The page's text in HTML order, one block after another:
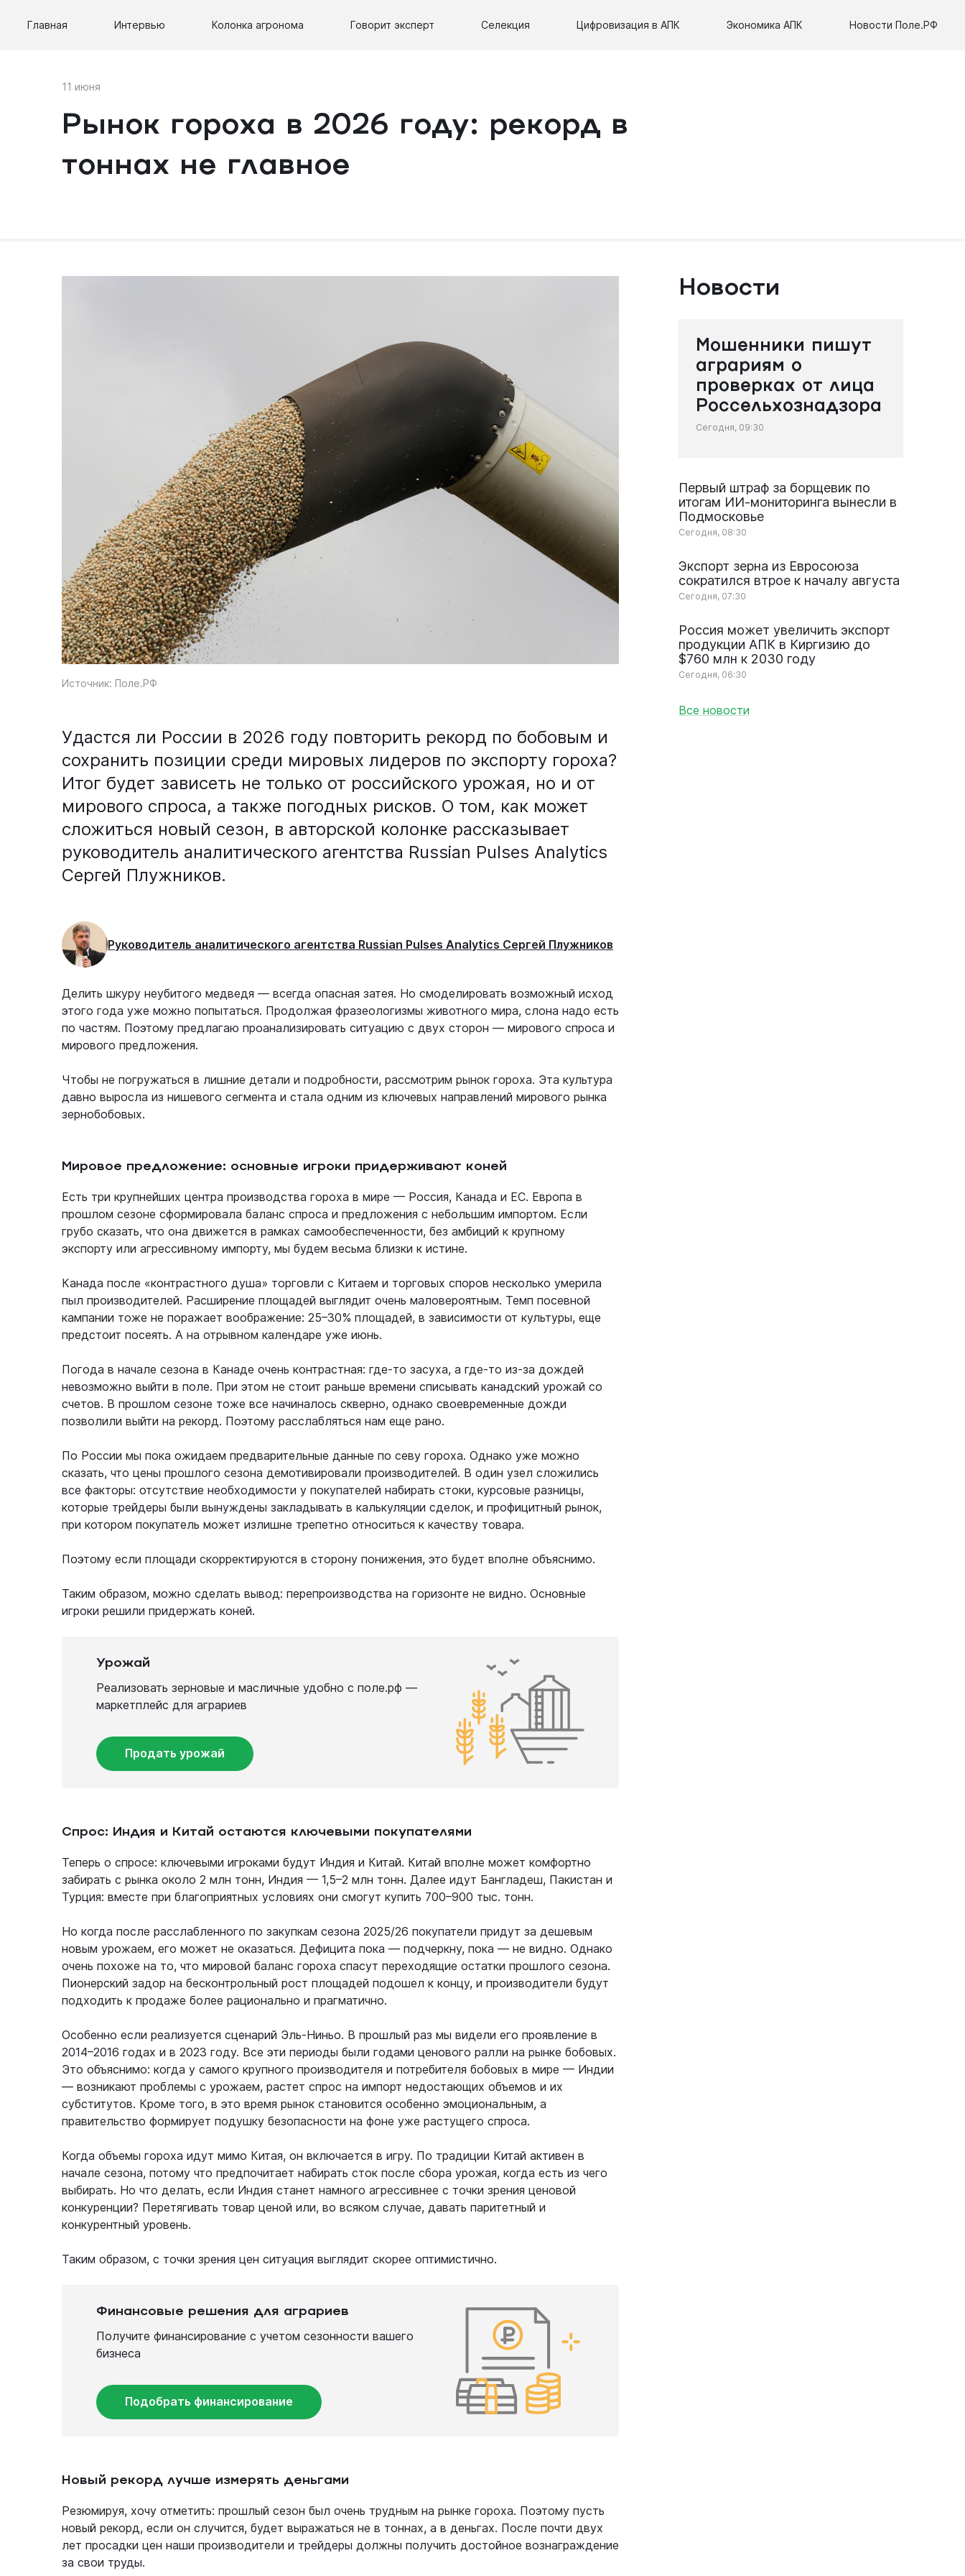
Главная Интервью Колонка агронома Говорит эксперт Селекция Цифровизация в АПК Экономика АПК Новости Поле.РФ
11 июня
Рынок гороха в 2026 году: рекорд в
тоннах не главное
Источник: Поле.РФ
Удастся ли России в 2026 году повторить рекорд по бобовым и
сохранить позиции среди мировых лидеров по экспорту гороха?
Итог будет зависеть не только от российского урожая, но и от
мирового спроса, а также погодных рисков. О том, как может
сложиться новый сезон, в авторской колонке рассказывает
руководитель аналитического агентства Russian Pulses Analytics
Сергей Плужников.
Руководитель аналитического агентства Russian Pulses Analytics Сергей Плужников
Делить шкуру неубитого медведя — всегда опасная затея. Но смоделировать возможный исход
этого года уже можно попытаться. Продолжая фразеологизмы животного мира, слона надо есть
по частям. Поэтому предлагаю проанализировать ситуацию с двух сторон — мирового спроса и
мирового предложения.
Чтобы не погружаться в лишние детали и подробности, рассмотрим рынок гороха. Эта культура
давно выросла из нишевого сегмента и стала одним из ключевых направлений мирового рынка
зернобобовых.
Мировое предложение: основные игроки придерживают коней
Есть три крупнейших центра производства гороха в мире — Россия, Канада и ЕС. Европа в
прошлом сезоне сформировала баланс спроса и предложения с небольшим импортом. Если
грубо сказать, что она движется в рамках самообеспеченности, без амбиций к крупному
экспорту или агрессивному импорту, мы будем весьма близки к истине.
Канада после «контрастного душа» торговли с Китаем и торговых споров несколько умерила
пыл производителей. Расширение площадей выглядит очень маловероятным. Темп посевной
кампании тоже не поражает воображение: 25–30% площадей, в зависимости от культуры, еще
предстоит посеять. А на отрывном календаре уже июнь.
Погода в начале сезона в Канаде очень контрастная: где-то засуха, а где-то из-за дождей
невозможно выйти в поле. При этом не стоит раньше времени списывать канадский урожай со
счетов. В прошлом сезоне тоже все начиналось скверно, однако своевременные дожди
позволили выйти на рекорд. Поэтому расслабляться нам еще рано.
По России мы пока ожидаем предварительные данные по севу гороха. Однако уже можно
сказать, что цены прошлого сезона демотивировали производителей. В один узел сложились
все факторы: отсутствие необходимости у покупателей набирать стоки, курсовые разницы,
которые трейдеры были вынуждены закладывать в калькуляции сделок, и профицитный рынок,
при котором покупатель может излишне трепетно относиться к качеству товара.
Поэтому если площади скорректируются в сторону понижения, это будет вполне объяснимо.
Таким образом, можно сделать вывод: перепроизводства на горизонте не видно. Основные
игроки решили придержать коней.
Урожай
Реализовать зерновые и масличные удобно с поле.рф —
маркетплейс для аграриев
Продать урожай
Спрос: Индия и Китай остаются ключевыми покупателями
Теперь о спросе: ключевыми игроками будут Индия и Китай. Китай вполне может комфортно
забирать с рынка около 2 млн тонн, Индия — 1,5–2 млн тонн. Далее идут Бангладеш, Пакистан и
Турция: вместе при благоприятных условиях они смогут купить 700–900 тыс. тонн.
Но когда после расслабленного по закупкам сезона 2025/26 покупатели придут за дешевым
новым урожаем, его может не оказаться. Дефицита пока — подчеркну, пока — не видно. Однако
очень похоже на то, что мировой баланс гороха спасут переходящие остатки прошлого сезона.
Пионерский задор на бесконтрольный рост площадей подошел к концу, и производители будут
подходить к продаже более рационально и прагматично.
Особенно если реализуется сценарий Эль-Ниньо. В прошлый раз мы видели его проявление в
2014–2016 годах и в 2023 году. Все эти периоды были годами ценового ралли на рынке бобовых.
Это объяснимо: когда у самого крупного производителя и потребителя бобовых в мире — Индии
— возникают проблемы с урожаем, растет спрос на импорт недостающих объемов и их
субститутов. Кроме того, в это время рынок становится особенно эмоциональным, а
правительство формирует подушку безопасности на фоне уже растущего спроса.
Когда объемы гороха идут мимо Китая, он включается в игру. По традиции Китай активен в
начале сезона, потому что предпочитает набирать сток после сбора урожая, когда есть из чего
выбирать. Но что делать, если Индия станет намного агрессивнее с точки зрения ценовой
конкуренции? Перетягивать товар ценой или, во всяком случае, давать паритетный и
конкурентный уровень.
Таким образом, с точки зрения цен ситуация выглядит скорее оптимистично.
Финансовые решения для аграриев
Получите финансирование с учетом сезонности вашего
бизнеса
Подобрать финансирование
Новый рекорд лучше измерять деньгами
Резюмируя, хочу отметить: прошлый сезон был очень трудным на рынке гороха. Поэтому пусть
новый рекорд, если он случится, будет выражаться не в тоннах, а в деньгах. После почти двух
лет просадки цен наши производители и трейдеры должны получить достойное вознаграждение
за свои труды.
Новости
Мошенники пишут
аграриям о
проверках от лица
Россельхознадзора
Сегодня, 09:30
Первый штраф за борщевик по
итогам ИИ-мониторинга вынесли в
Подмосковье
Сегодня, 08:30
Экспорт зерна из Евросоюза
сократился втрое к началу августа
Сегодня, 07:30
Россия может увеличить экспорт
продукции АПК в Киргизию до
$760 млн к 2030 году
Сегодня, 06:30
Все новости